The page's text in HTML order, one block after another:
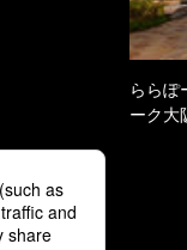
ららぽ
ーク大